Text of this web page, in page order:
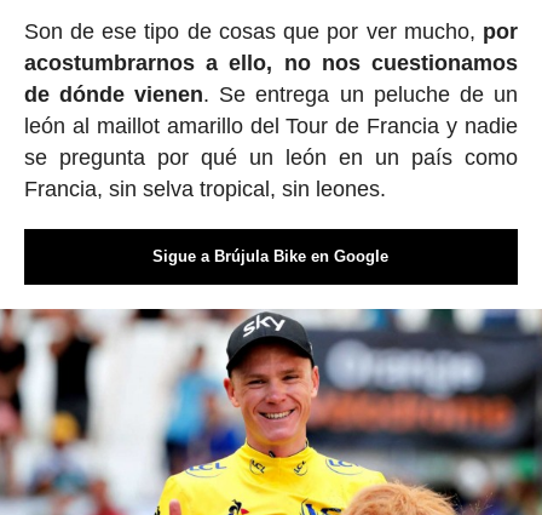
Son de ese tipo de cosas que por ver mucho, por
acostumbrarnos a ello, no nos cuestionamos
de dónde vienen. Se entrega un peluche de un
león al maillot amarillo del Tour de Francia y nadie
se pregunta por qué un león en un país como
Francia, sin selva tropical, sin leones.
Sigue a Brújula Bike en Google